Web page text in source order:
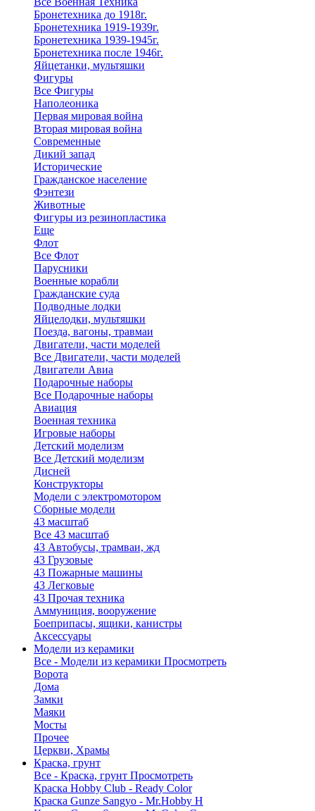
Бронетехника до 1918г.
Бронетехника 1919-1939г.
Бронетехника 1939-1945г.
Бронетехника после 1946г.
Яйцетанки, мультяшки
Фигуры
Все Фигуры
Наполеоника
Первая мировая война
Вторая мировая война
Современные
Дикий запад
Исторические
Гражданское население
Фэнтези
Животные
Фигуры из резинопластика
Еще
Флот
Все Флот
Парусники
Военные корабли
Гражданские суда
Подводные лодки
Яйцелодки, мультяшки
Поезда, вагоны, травмаи
Двигатели, части моделей
Все Двигатели, части моделей
Двигатели Авиа
Подарочные наборы
Все Подарочные наборы
Авиация
Военная техника
Игровые наборы
Детский моделизм
Все Детский моделизм
Дисней
Конструкторы
Модели с электромотором
Сборные модели
43 масштаб
Все 43 масштаб
43 Автобусы, трамваи, жд
43 Грузовые
43 Пожарные машины
43 Легковые
43 Прочая техника
Аммуниция, вооружение
Боеприпасы, ящики, канистры
Аксессуары
Модели из керамики
Все - Модели из керамики Просмотреть
Ворота
Дома
Замки
Маяки
Мосты
Прочее
Церкви, Храмы
Краска, грунт
Все - Краска, грунт Просмотреть
Краска Hobby Club - Ready Color
Краска Gunze Sangyo - Mr.Hobby H